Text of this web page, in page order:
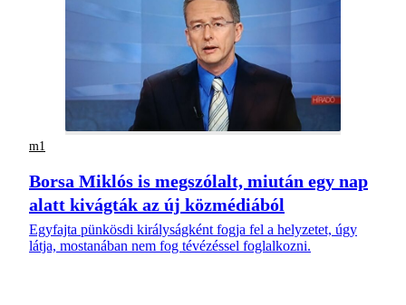
m1
Borsa Miklós is megszólalt, miután egy nap
alatt kivágták az új közmédiából
Egyfajta pünkösdi királyságként fogja fel a helyzetet, úgy
látja, mostanában nem fog tévézéssel foglalkozni.